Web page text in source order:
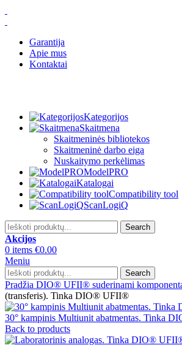
Garantija
Apie mus
Kontaktai
Kategorijos
Skaitmena
Skaitmeninės bibliotekos
Skaitmeninė darbo eiga
Nuskaitymo perkėlimas
ModelPRO
Katalogai
Compatibility tool
ScanLogiQ
Search
Akcijos
0 items €0.00
Meniu
Search
Pradžia DIO® UFII® suderinami
(transferis). Tinka DIO® UFII®
30° kampinis Multiunit abatmentas. Tinka
Back to products